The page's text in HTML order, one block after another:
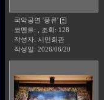
국악공연 '풍류'
코멘트: , 조회: 128
작성자: 시민회관
작성일: 2026/06/20